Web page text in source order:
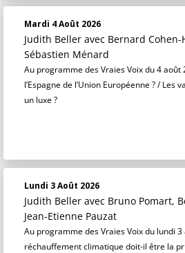
Mardi 4 Août 2026
Judith Beller avec Bernard Cohen-
Sébastien Ménard
Au programme des Vraies Voix du 4 août
l’Espagne de l’Union Européenne ? / Les
un luxe ?
Lundi 3 Août 2026
Judith Beller avec Bruno Pomart,
Jean-Etienne Pauzat
Au programme des Vraies Voix du lundi 3
réchauffement climatique doit-il être la